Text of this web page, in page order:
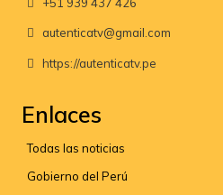
autenticatv@gmail.com
https://autenticatv.pe
Enlaces
Todas las noticias
Gobierno del Perú